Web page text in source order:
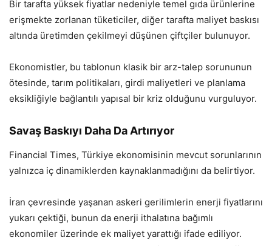
Bir tarafta yüksek fiyatlar nedeniyle temel gıda ürünlerine
erişmekte zorlanan tüketiciler, diğer tarafta maliyet baskısı
altında üretimden çekilmeyi düşünen çiftçiler bulunuyor.
Ekonomistler, bu tablonun klasik bir arz-talep sorununun
ötesinde, tarım politikaları, girdi maliyetleri ve planlama
eksikliğiyle bağlantılı yapısal bir kriz olduğunu vurguluyor.
Savaş Baskıyı Daha Da Artırıyor
Financial Times, Türkiye ekonomisinin mevcut sorunlarının
yalnızca iç dinamiklerden kaynaklanmadığını da belirtiyor.
İran çevresinde yaşanan askeri gerilimlerin enerji fiyatlarını
yukarı çektiği, bunun da enerji ithalatına bağımlı
ekonomiler üzerinde ek maliyet yarattığı ifade ediliyor.